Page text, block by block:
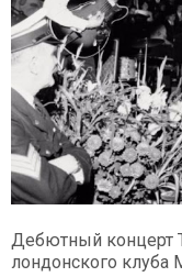
Дебютный концерт
лондонского клуба